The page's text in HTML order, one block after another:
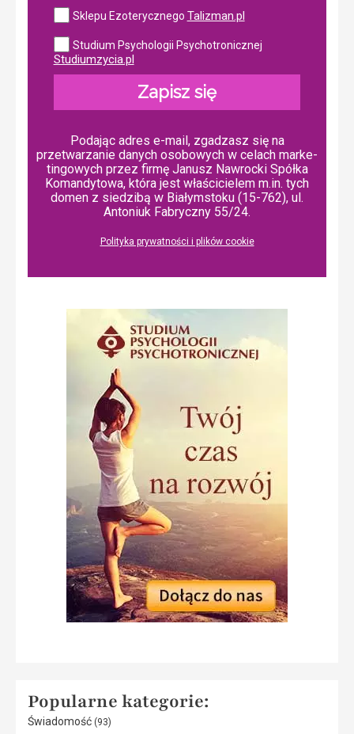
Sklepu Ezoterycznego Talizman.pl
Studium Psychologii Psychotronicznej
Studiumzycia.pl
Zapisz się
Podając adres e-mail, zgadzasz się na
przetwarzanie danych osobowych w ce­lach mar­ke­
tin­go­wych przez firmę Janusz Nawrocki Spółka
Komandytowa, która jest właścicielem m.in. tych
domen z siedzibą w Białymstoku (15-762), ul.
Antoniuk Fabryczny 55/24.
Polityka prywatności i plików cookie
Popularne kategorie:
Świadomość (93)